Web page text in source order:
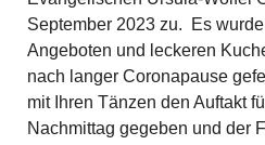
September 2023 zu. Es
Angeboten und leckeren
nach langer Coronapause
mit Ihren Tänzen den Auftakt
Nachmittag gegeben und der